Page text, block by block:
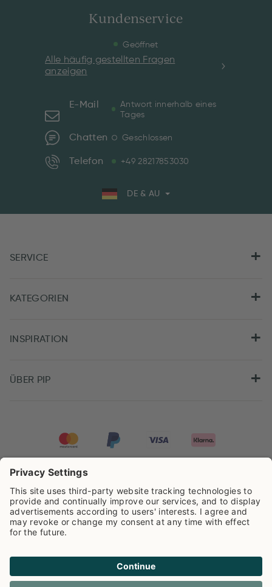
Kundenservice
Geöffnet
Alle häufig gestellten Fragen
anzeigen
E-Mail
Antwort innerhalb eines
Tages
Chatten Geschlossen
Telefon +49 28217853030
DE & AU
SERVICE
KATEGORIEN
INSPIRATION
ÜBER PIP
auf der Grundlage von8.955Rezensionen ausgezeichnet.
Cookie info Datenschutzerklarüng Impressum